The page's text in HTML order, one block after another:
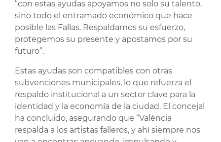
“con estas ayudas apoyamos no solo su talento,
sino todo el entramado económico que hace
posible las Fallas. Respaldamos su esfuerzo,
protegemos su presente y apostamos por su
futuro”.
Estas ayudas son compatibles con otras
subvenciones municipales, lo que refuerza el
respaldo institucional a un sector clave para la
identidad y la economía de la ciudad. El concejal
ha concluido, asegurando que “València
respalda a los artistas falleros, y ahí siempre nos